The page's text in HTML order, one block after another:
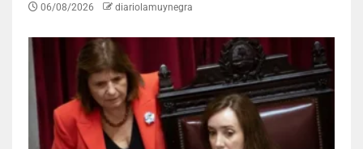
06/08/2026 diariolamuynegra